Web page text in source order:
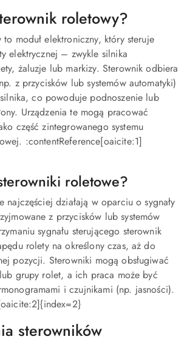
roletowy?
moduł elektroniczny, który steruje
elektrycznej – zwykle silnika
żaluzje lub markizy. Sterownik odbiera
z przycisków lub systemów automatyki)
co powoduje podnoszenie lub
Urządzenia te mogą pracować
część zintegrowanego systemu
:contentReference[oaicite:1]
roletowe?
najczęściej działają w oparciu o sygnały
z przycisków lub systemów
sygnału sterującego sterownik
rolety na określony czas, aż do
pozycji. Sterowniki mogą obsługiwać
grupy rolet, a ich praca może być
i czujnikami (np. jasności).
sterowników